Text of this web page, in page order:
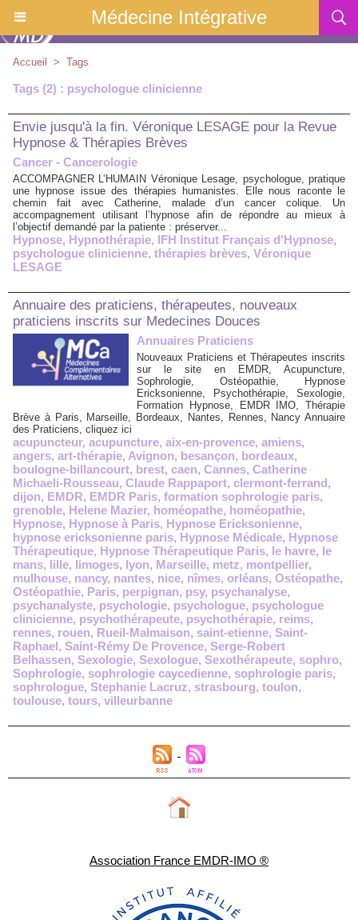
Médecine Intégrative
Association France EMDR-IMO ®
Accueil > Tags
Tags (2) : psychologue clinicienne
Envie jusqu'à la fin. Véronique LESAGE pour la Revue
Hypnose & Thérapies Brèves
Cancer - Cancerologie
ACCOMPAGNER L’HUMAIN Véronique Lesage, psychologue, pratique
une hypnose issue des thérapies humanistes. Elle nous raconte le
chemin fait avec Catherine, malade d’un cancer colique. Un
accompagnement utilisant l’hypnose afin de répondre au mieux à
l’objectif demandé par la patiente : préserver...
Hypnose, Hypnothérapie, IFH Institut Français d'Hypnose,
psychologue clinicienne, thérapies brèves, Véronique
LESAGE
Annuaire des praticiens, thérapeutes, nouveaux
praticiens inscrits sur Medecines Douces
Annuaires Praticiens
Nouveaux Praticiens et Thérapeutes inscrits
sur le site en EMDR, Acupuncture,
Sophrologie, Ostéopathie, Hypnose
Ericksonienne, Psychothérapie, Sexologie,
Formation Hypnose, EMDR IMO, Thérapie
Brève à Paris, Marseille, Bordeaux, Nantes, Rennes, Nancy Annuaire
des Praticiens, cliquez ici
acupuncteur, acupuncture, aix-en-provence, amiens,
angers, art-thérapie, Avignon, besançon, bordeaux,
boulogne-billancourt, brest, caen, Cannes, Catherine
Michaeli-Rousseau, Claude Rappaport, clermont-ferrand,
dijon, EMDR, EMDR Paris, formation sophrologie paris,
grenoble, Helene Mazier, homéopathe, homéopathie,
Hypnose, Hypnose à Paris, Hypnose Ericksonienne,
hypnose ericksonienne paris, Hypnose Médicale, Hypnose
Thérapeutique, Hypnose Thérapeutique Paris, le havre, le
mans, lille, limoges, lyon, Marseille, metz, montpellier,
mulhouse, nancy, nantes, nice, nîmes, orléans, Ostéopathe,
Ostéopathie, Paris, perpignan, psy, psychanalyse,
psychanalyste, psychologie, psychologue, psychologue
clinicienne, psychothérapeute, psychothérapie, reims,
rennes, rouen, Rueil-Malmaison, saint-etienne, Saint-
Raphael, Saint-Rémy De Provence, Serge-Robert
Belhassen, Sexologie, Sexologue, Sexothérapeute, sophro,
Sophrologie, sophrologie caycedienne, sophrologie paris,
sophrologue, Stephanie Lacruz, strasbourg, toulon,
toulouse, tours, villeurbanne